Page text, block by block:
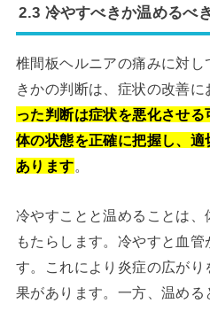
2.3 冷やすべきか温めるべ
椎間板ヘルニアの痛みに対
きかの判断は、症状の改善に
った判断は症状を悪化させ
体の状態を正確に把握し、
あります。
冷やすことと温めることは
もたらします。冷やすと血
す。これにより炎症の広が
果があります。一方、温め